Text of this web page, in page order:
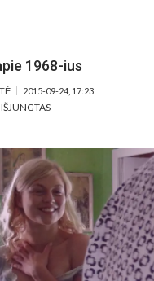
1968-ius
2015-09-24, 17:23
ĮRAŠE
FILMAI
APIE
1968-
IUS